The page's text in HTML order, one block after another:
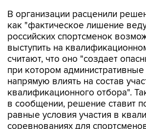
В организации расценили
как "фактическое лишение
российских спортсменок
выступить на
считают, что оно "создает
при котором
напрямую влиять на состав
квалификационного отбора".
в сообщении, решение ставит
равные условия участия в
соревнованиях для